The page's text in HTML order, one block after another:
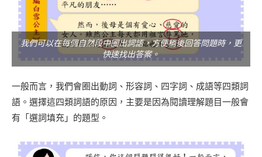
我們可以在每個自然段中圈出詞語，方便稍後回答問題時，更
快速找出答案。
一般而言，我們會圈出動詞、形容詞、四字詞、成語等四類詞
語。選擇這四類詞語的原因，主要是因為閱讀理解題目一般會
有「選詞填充」的題型。